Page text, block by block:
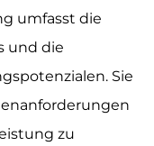
umfasst die
und die
Sie
zu